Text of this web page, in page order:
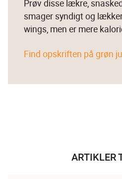
Prøv disse lækre,
smager syndigt og
wings, men er mere
Find opskriften på grøn
ARTIKLER